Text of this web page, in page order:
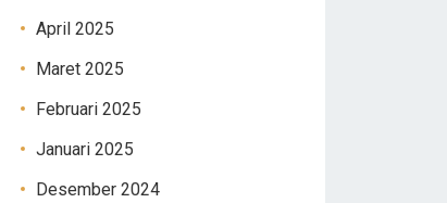
April 2025
Maret 2025
Februari 2025
Januari 2025
Desember 2024